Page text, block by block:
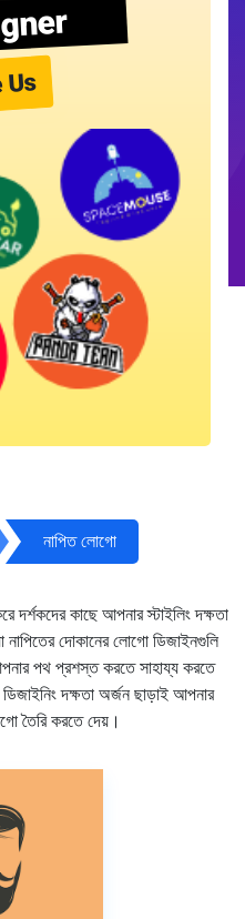
Us
নাপিত লোগো
কাছে আপনার স্টাইলিং দক্ষতা
নাপিতের দোকানের লোগো ডিজাইনগুলি
পথ প্রশস্ত করতে সাহায্য করতে
দক্ষতা অর্জন ছাড়াই আপনার
তৈরি করতে দেয়।